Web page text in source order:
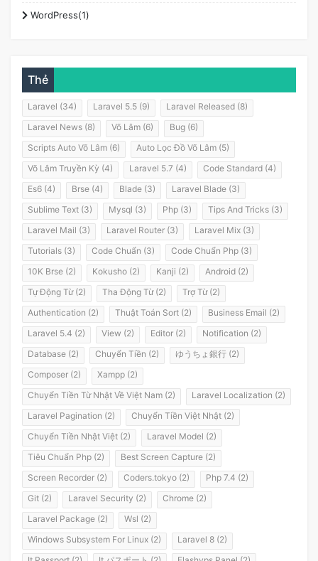
WordPress(1)
Thẻ
Laravel (34) Laravel 5.5 (9)
Laravel Released (8)
Laravel News (8)
Võ Lâm (6)
Bug (6)
Scripts Auto Võ Lâm (6)
Auto Lọc Đồ Võ Lâm (5)
Võ Lâm Truyền Kỳ (4)
Laravel 5.7 (4)
Code Standard (4)
Es6 (4)
Brse (4) Blade (3)
Laravel Blade (3)
Sublime Text (3)
Mysql (3) Php (3)
Tips And Tricks (3)
Laravel Mail (3)
Laravel Router (3)
Laravel Mix (3)
Tutorials (3)
Code Chuẩn (3)
Code Chuẩn Php (3)
10K Brse (2)
Kokusho (2) Kanji (2)
Android (2)
Tự Động Từ (2)
Tha Động Từ (2)
Trợ Từ (2)
Authentication (2)
Thuật Toán Sort (2)
Business Email (2)
Laravel 5.4 (2)
View (2) Editor (2)
Notification (2)
Database (2)
Chuyển Tiền (2)
ゆうちょ銀行 (2)
Composer (2)
Xampp (2)
Chuyển Tiền Từ Nhật Về Việt Nam (2)
Laravel Localization (2)
Laravel Pagination (2)
Chuyển Tiền Việt Nhật (2)
Chuyển Tiền Nhật Việt (2)
Laravel Model (2)
Tiêu Chuẩn Php (2)
Best Screen Capture (2)
Screen Recorder (2)
Coders.tokyo (2)
Php 7.4 (2)
Git (2)
Laravel Security (2)
Chrome (2)
Laravel Package (2)
Wsl (2)
Windows Subsystem For Linux (2)
Laravel 8 (2)